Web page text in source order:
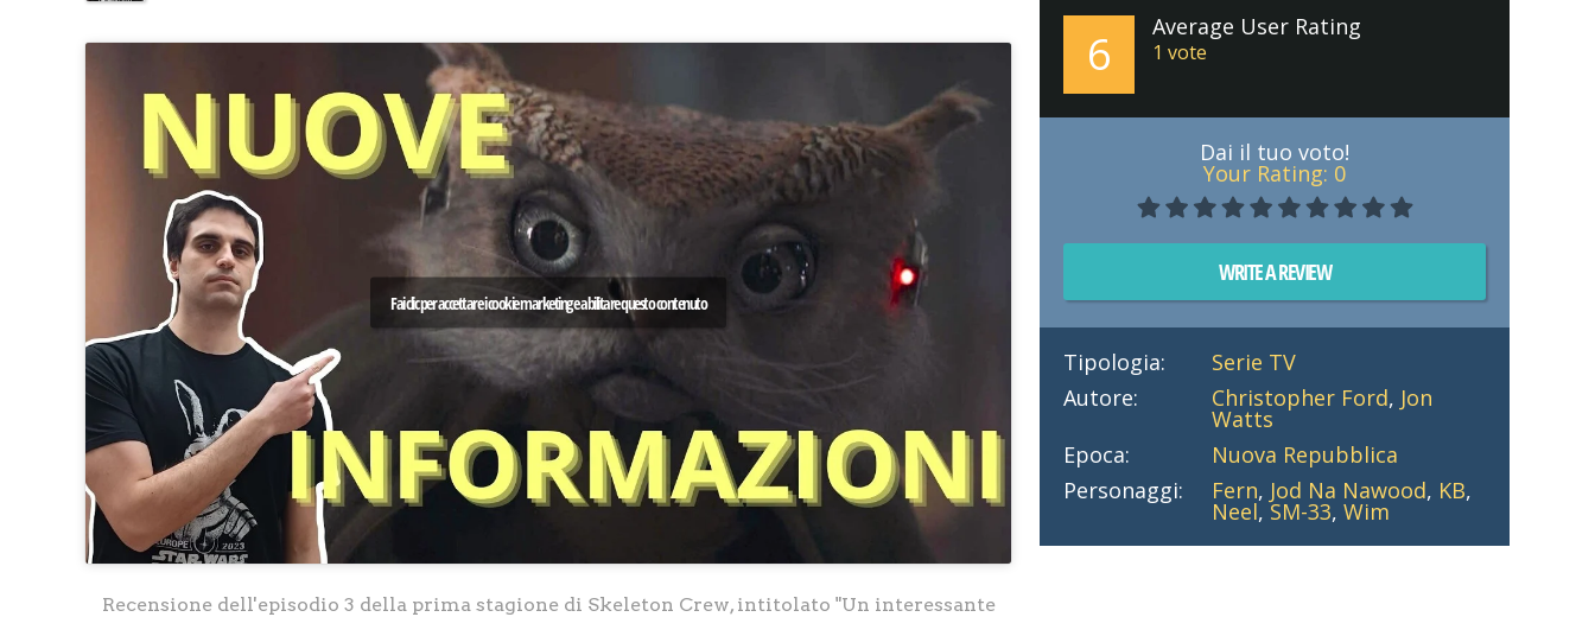
Fai clic per accettare i cookie marketing e abilitare questo contenuto
Recensione dell'episodio 3 della prima stagione di Skeleton Crew, intitolato "Un interessante
6 Average User Rating
1 vote
Dai il tuo voto!
Your Rating: 0
WRITE A REVIEW
Tipologia:
Serie TV
Autore:
Christopher Ford, Jon
Watts
Epoca:
Nuova Repubblica
Personaggi:
Fern, Jod Na Nawood, KB,
Neel,SM-33, Wim